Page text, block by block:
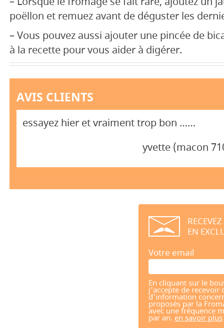
poëllon et remuez avant de déguster les
– Vous pouvez aussi ajouter une pincée de
à la recette pour vous aider à digérer.
AVIS CLIENTS
essayez hier et vraiment trop bon ……
yvette (macon
EN
Votre email
En cliquant sur le
j'accepte de recevoir
d'information
proposés par la
avec une fréquence
par an. en savoir plus